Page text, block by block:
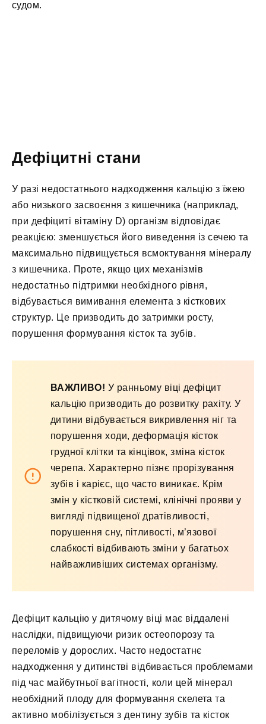
судом.
Дефіцитні стани
У разі недостатнього надходження кальцію з їжею
або низького засвоєння з кишечника (наприклад,
при дефіциті вітаміну D) організм відповідає
реакцією: зменшується його виведення із сечею та
максимально підвищується всмоктування мінералу
з кишечника. Проте, якщо цих механізмів
недостатньо підтримки необхідного рівня,
відбувається вимивання елемента з кісткових
структур. Це призводить до затримки росту,
порушення формування кісток та зубів.
ВАЖЛИВО! У ранньому віці дефіцит
кальцію призводить до розвитку рахіту. У
дитини відбувається викривлення ніг та
порушення ходи, деформація кісток
грудної клітки та кінцівок, зміна кісток
черепа. Характерно пізнє прорізування
зубів і карієс, що часто виникає. Крім
змін у кістковій системі, клінічні прояви у
вигляді підвищеної дратівливості,
порушення сну, пітливості, м’язової
слабкості відбивають зміни у багатьох
найважливіших системах організму.
Дефіцит кальцію у дитячому віці має віддалені
наслідки, підвищуючи ризик остеопорозу та
переломів у дорослих. Часто недостатнє
надходження у дитинстві відбивається проблемами
під час майбутньої вагітності, коли цей мінерал
необхідний плоду для формування скелета та
активно мобілізується з дентину зубів та кісток